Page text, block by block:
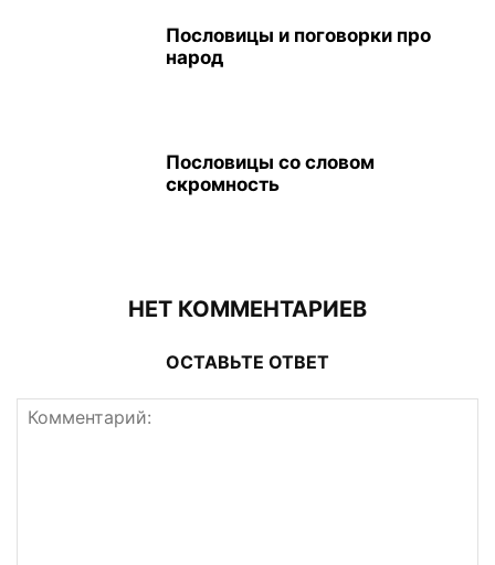
Пословицы и поговорки про
народ
Пословицы со словом
скромность
НЕТ КОММЕНТАРИЕВ
ОСТАВЬТЕ ОТВЕТ